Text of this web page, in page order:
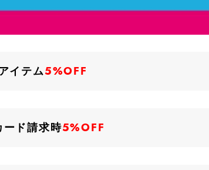
イテム5%OFF
ド請求時5%OFF